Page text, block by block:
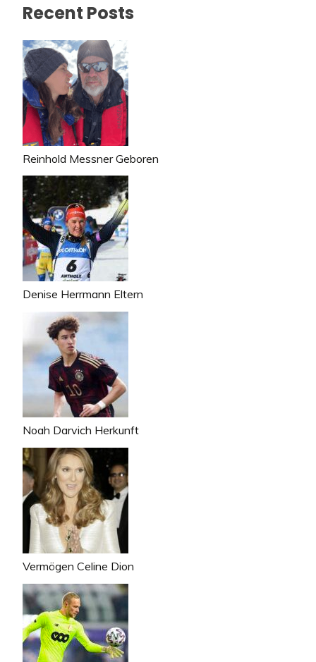
Recent Posts
Reinhold Messner Geboren
Denise Herrmann Eltern
Noah Darvich Herkunft
Vermögen Celine Dion